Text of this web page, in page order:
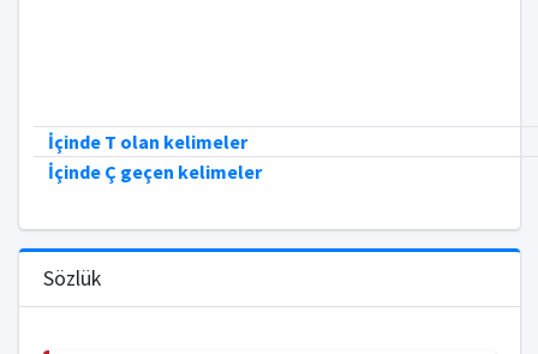
İçinde T olan kelimeler
İçinde Ç geçen kelimeler
Sözlük